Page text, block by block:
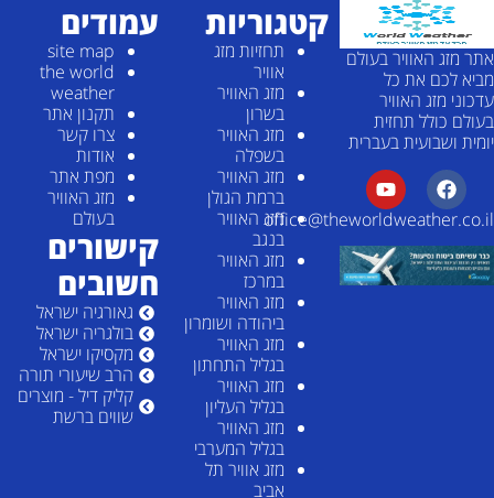
אתר מזג האוויר בעולם
מביא לכם את כל
עדכוני מזג האוויר
בעולם כולל תחזית
יומית ושבועית בעברית
office@theworldweather.co.il
קטגוריות
תחזיות מזג
אוויר
מזג האוויר
בשרון
מזג האוויר
בשפלה
מזג האוויר
ברמת הגולן
מזג האוויר
בנגב
מזג האוויר
במרכז
מזג האוויר
ביהודה ושומרון
מזג האוויר
בגליל התחתון
מזג האוויר
בגליל העליון
מזג האוויר
בגליל המערבי
מזג אוויר תל
אביב
עמודים
site map
the world
weather
תקנון אתר
צרו קשר
אודות
מפת אתר
מזג האוויר
בעולם
קישורים
חשובים
גאורגיה ישראל
בולגריה ישראל
מקסיקו ישראל
הרב שיעורי תורה
קליק דיל - מוצרים
שווים ברשת